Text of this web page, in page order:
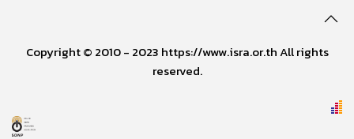
Copyright © 2010 - 2023 https://www.isra.or.th All rights
reserved.